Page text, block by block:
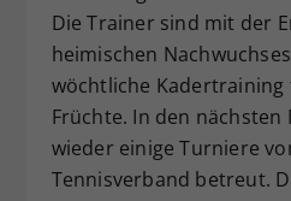
Die Trainer sind mit der
heimischen
wöchtliche
Früchte. In den
wieder einige Turniere
Tennisverband betreut.
Zweck
Dieser Wert
zufällig
historische
Webseiten-
hat.